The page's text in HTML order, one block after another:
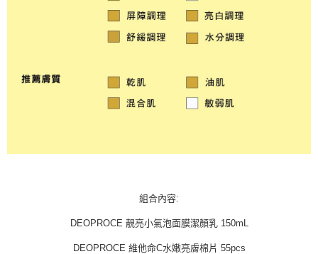
組合內容:
DEOPROCE 靚亮小氣泡面膜潔顏乳 150mL
DEOPROCE 維他命C水嫩亮膚棉片 55pcs